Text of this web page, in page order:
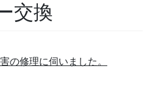
交換
の修理に伺いました。